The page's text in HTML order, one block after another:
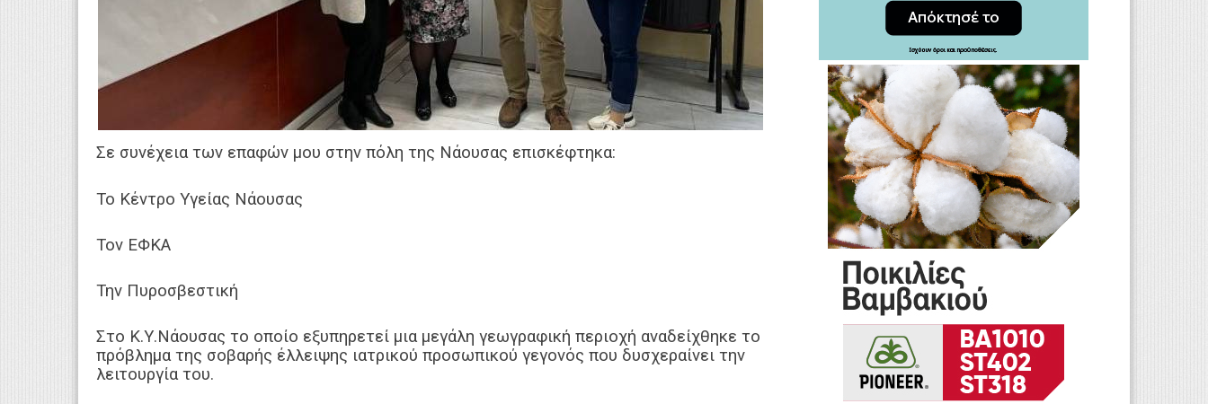
Σε συνέχεια των επαφών μου στην πόλη της Νάουσας επισκέφτηκα:
Το Κέντρο Υγείας Νάουσας
Τον ΕΦΚΑ
Την Πυροσβεστική
Στο Κ.Υ.Νάουσας το οποίο εξυπηρετεί μια μεγάλη γεωγραφική περιοχή αναδείχθηκε το
πρόβλημα της σοβαρής έλλειψης ιατρικού προσωπικού γεγονός που δυσχεραίνει την
λειτουργία του.